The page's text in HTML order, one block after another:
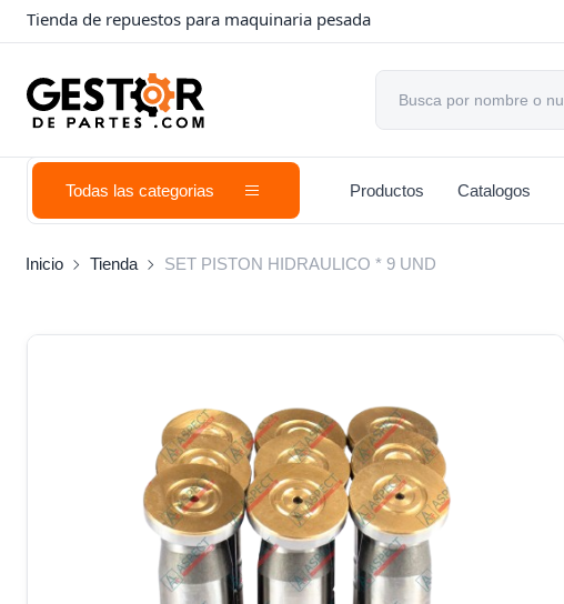
Tienda de repuestos para maquinaria pesada
Todas las categorias Productos Catalogos
Inicio Tienda SET PISTON HIDRAULICO * 9 UND